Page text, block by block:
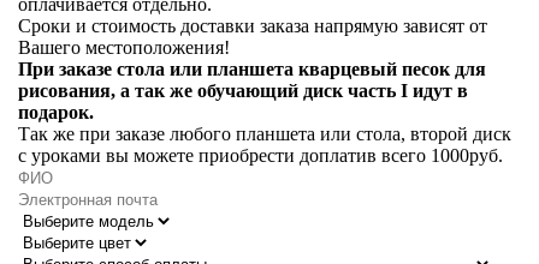
оплачивается отдельно.
Сроки и стоимость доставки заказа напрямую зависят от
Вашего местоположения!
При заказе стола или планшета кварцевый песок для
рисования, а так же обучающий диск часть I идут в
подарок.
Так же при заказе любого планшета или стола, второй диск
с уроками вы можете приобрести доплатив всего 1000руб.